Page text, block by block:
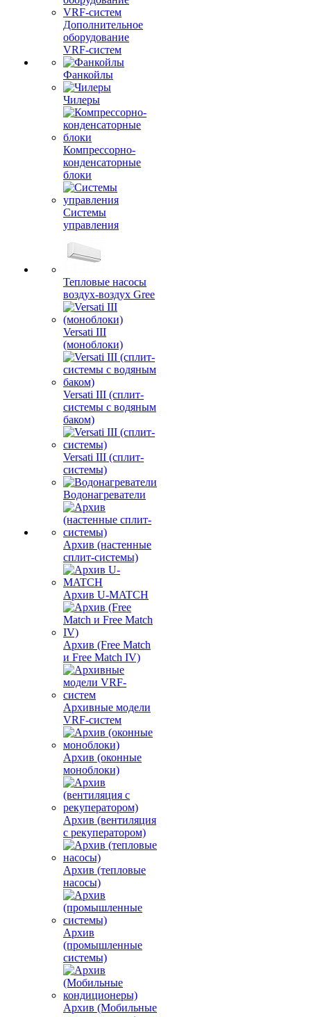
Дополнительное
оборудование
VRF-систем
Фанкойлы
Чилеры
Компрессорно-
конденсаторные
блоки
Системы
управления
Тепловые насосы
воздух-воздух Gree
Versati III
(моноблоки)
Versati III (сплит-
системы с водяным
баком)
Versati III (сплит-
системы)
Водонагреватели
Архив (настенные
сплит-системы)
Архив U-MATCH
Архив (Free Match
и Free Match IV)
Архивные модели
VRF-систем
Архив (оконные
моноблоки)
Архив (вентиляция
с рекуператором)
Архив (тепловые
насосы)
Архив
(промышленные
системы)
Архив (Мобильные